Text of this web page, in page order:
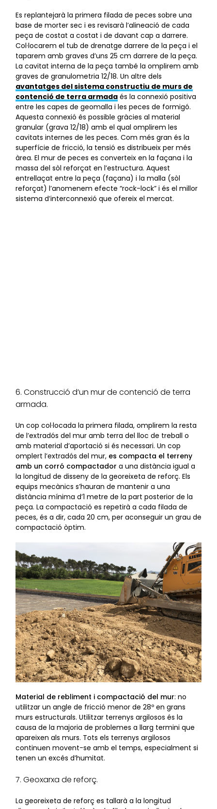
Es replantejarà la primera filada de peces sobre una
base de morter sec i es revisarà l’alineació de cada
peça de costat a costat i de davant cap a darrere.
Col·locarem el tub de drenatge darrere de la peça i el
taparem amb graves d’uns 25 cm darrere de la peça.
La cavitat interna de la peça també la omplirem amb
graves de granulometria 12/18. Un altre dels
avantatges del sistema constructiu de murs de
contenció de terra armada és la connexió positiva
entre les capes de geomalla i les peces de formigó.
Aquesta connexió és possible gràcies al material
granular (grava 12/18) amb el qual omplirem les
cavitats internes de les peces. Com més gran és la
superfície de fricció, la tensió es distribueix per més
àrea. El mur de peces es converteix en la façana i la
massa del sòl reforçat en l’estructura. Aquest
entrellaçat entre la peça (façana) i la malla (sòl
reforçat) l’anomenem efecte “rock-lock” i és el millor
sistema d’interconnexió que ofereix el mercat.
6. Construcció d’un mur de contenció de terra
armada.
Un cop col·locada la primera filada, omplirem la resta
de l’extradós del mur amb terra del lloc de treball o
amb material d’aportació si és necessari. Un cop
omplert l’extradós del mur, es compacta el terreny
amb un corró compactador a una distància igual a
la longitud de disseny de la georeixeta de reforç. Els
equips mecànics s’hauran de mantenir a una
distància mínima d’1 metre de la part posterior de la
peça. La compactació es repetirà a cada filada de
peces, és a dir, cada 20 cm, per aconseguir un grau de
compactació òptim.
Material de rebliment i compactació del mur: no
utilitzar un angle de fricció menor de 28º en grans
murs estructurals. Utilitzar terrenys argilosos és la
causa de la majoria de problemes a llarg termini que
apareixen als murs. Tots els terrenys argilosos
continuen movent-se amb el temps, especialment si
tenen un excés d’humitat.
7. Geoxarxa de reforç.
La georeixeta de reforç es tallarà a la longitud